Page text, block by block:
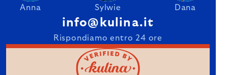
Anna Sylwie Dana
info@kulina.it
Rispondiamo entro 24 ore